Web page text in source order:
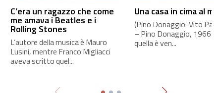
C’era un ragazzo che come
me amava i Beatles e i
Rolling Stones
L’autore della musica è Mauro
Lusini, mentre Franco Migliacci
aveva scritto quel...
Una casa in cima al
(Pino Donaggio-Vito
– Pino Donaggio, 1966
quella è ven...